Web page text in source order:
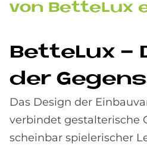
von Bet­te­Lux
Bet­te­Lux -
der
Das Design der
verbindet gestalterische
scheinbar spielerischer